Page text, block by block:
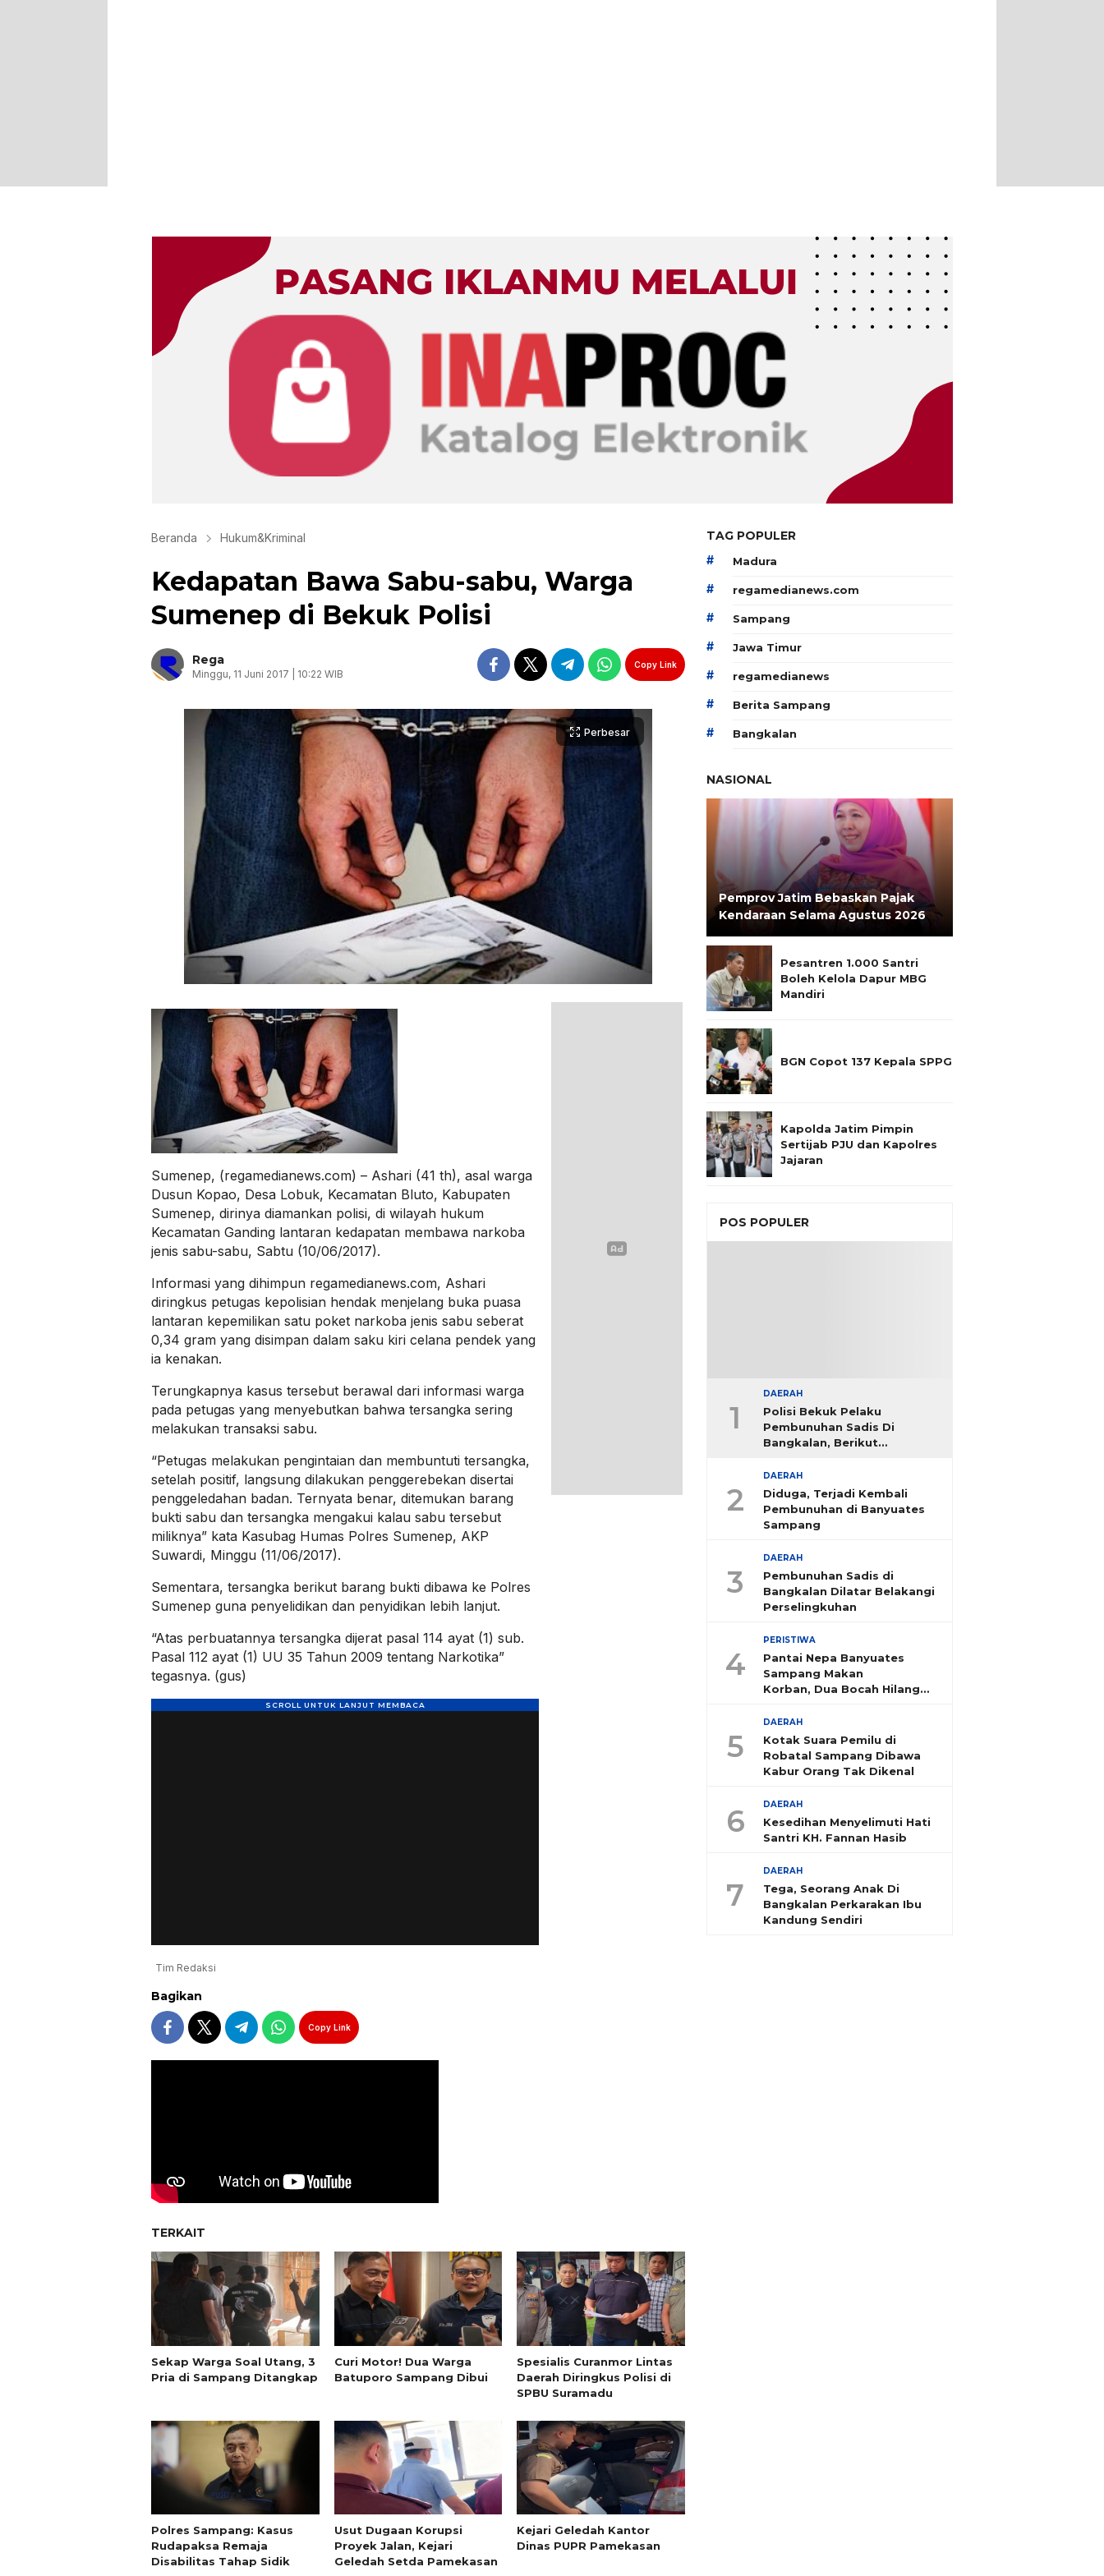
Beranda Hukum&Kriminal
Kedapatan Bawa Sabu-sabu, Warga
Sumenep di Bekuk Polisi
Rega
Minggu, 11 Juni 2017 | 10:22 WIB
Copy Link
Perbesar
Sumenep, (regamedianews.com) – Ashari (41 th), asal warga
Dusun Kopao, Desa Lobuk, Kecamatan Bluto, Kabupaten
Sumenep, dirinya diamankan polisi, di wilayah hukum
Kecamatan Ganding lantaran kedapatan membawa narkoba
jenis sabu-sabu, Sabtu (10/06/2017).
Informasi yang dihimpun regamedianews.com, Ashari
diringkus petugas kepolisian hendak menjelang buka puasa
lantaran kepemilikan satu poket narkoba jenis sabu seberat
0,34 gram yang disimpan dalam saku kiri celana pendek yang
ia kenakan.
Terungkapnya kasus tersebut berawal dari informasi warga
pada petugas yang menyebutkan bahwa tersangka sering
melakukan transaksi sabu.
“Petugas melakukan pengintaian dan membuntuti tersangka,
setelah positif, langsung dilakukan penggerebekan disertai
penggeledahan badan. Ternyata benar, ditemukan barang
bukti sabu dan tersangka mengakui kalau sabu tersebut
miliknya” kata Kasubag Humas Polres Sumenep, AKP
Suwardi, Minggu (11/06/2017).
Sementara, tersangka berikut barang bukti dibawa ke Polres
Sumenep guna penyelidikan dan penyidikan lebih lanjut.
“Atas perbuatannya tersangka dijerat pasal 114 ayat (1) sub.
Pasal 112 ayat (1) UU 35 Tahun 2009 tentang Narkotika”
tegasnya. (gus)
Tim Redaksi
Bagikan
Copy Link
TERKAIT
Sekap Warga Soal Utang, 3
Pria di Sampang Ditangkap
Curi Motor! Dua Warga
Batuporo Sampang Dibui
Spesialis Curanmor Lintas
Daerah Diringkus Polisi di
SPBU Suramadu
Polres Sampang: Kasus
Rudapaksa Remaja
Disabilitas Tahap Sidik
Usut Dugaan Korupsi
Proyek Jalan, Kejari
Geledah Setda Pamekasan
Kejari Geledah Kantor
Dinas PUPR Pamekasan
TAG POPULER
# Madura
# regamedianews.com
# Sampang
# Jawa Timur
# regamedianews
# Berita Sampang
# Bangkalan
NASIONAL
Pemprov Jatim Bebaskan Pajak
Kendaraan Selama Agustus 2026
Pesantren 1.000 Santri
Boleh Kelola Dapur MBG
Mandiri
BGN Copot 137 Kepala SPPG
Kapolda Jatim Pimpin
Sertijab PJU dan Kapolres
Jajaran
POS POPULER
1
DAERAH
Polisi Bekuk Pelaku
Pembunuhan Sadis Di
Bangkalan, Berikut
2
DAERAH
Diduga, Terjadi Kembali
Pembunuhan di Banyuates
Sampang
3
DAERAH
Pembunuhan Sadis di
Bangkalan Dilatar Belakangi
Perselingkuhan
4
PERISTIWA
Pantai Nepa Banyuates
Sampang Makan
Korban, Dua Bocah Hilang
5
DAERAH
Kotak Suara Pemilu di
Robatal Sampang Dibawa
Kabur Orang Tak Dikenal
6 DAERAH
Kesedihan Menyelimuti Hati
Santri KH. Fannan Hasib
7
DAERAH
Tega, Seorang Anak Di
Bangkalan Perkarakan Ibu
Kandung Sendiri